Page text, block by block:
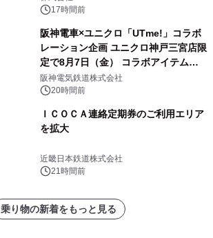
メニューが展開されます
17時間前
阪神電車×ユニクロ「UTme!」コラボ
レーション企画 ユニクロ神戸三宮店限
定で8月7日（金） コラボアイテムが
発売決定！
阪神電気鉄道株式会社
20時間前
ＩＣＯＣＡ連絡定期券のご利用エリア
を拡大
近畿日本鉄道株式会社
21時間前
乗り物の新着をもっと見る